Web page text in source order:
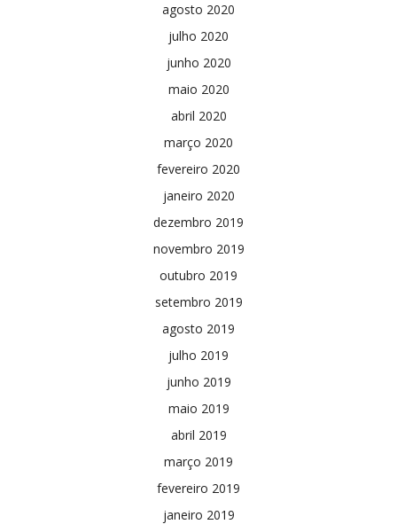
agosto 2020
julho 2020
junho 2020
maio 2020
abril 2020
março 2020
fevereiro 2020
janeiro 2020
dezembro 2019
novembro 2019
outubro 2019
setembro 2019
agosto 2019
julho 2019
junho 2019
maio 2019
abril 2019
março 2019
fevereiro 2019
janeiro 2019